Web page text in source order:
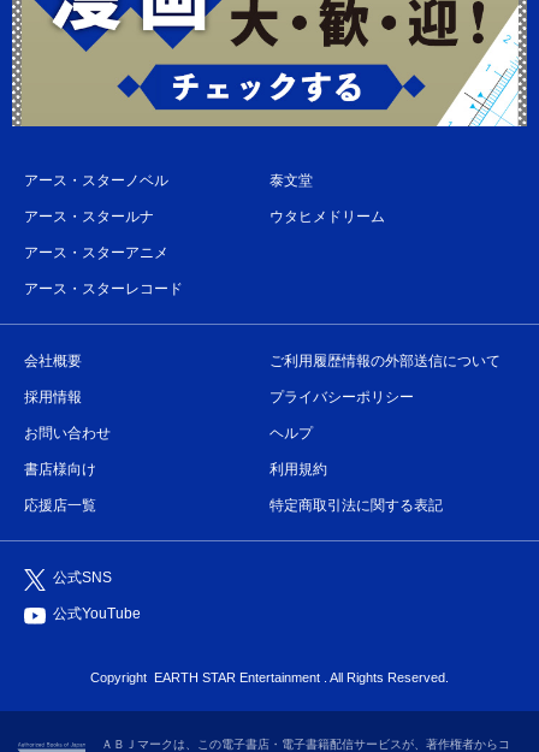
アース・スターノベル
アース・スタールナ
アース・スターアニメ
アース・スターレコード
泰文堂
ウタヒメドリーム
会社概要
採用情報
お問い合わせ
書店様向け
応援店一覧
ご利用履歴情報の外部送信について
プライバシーポリシー
ヘルプ
利用規約
特定商取引法に関する表記
公式SNS
公式YouTube
Copyright EARTH STAR Entertainment . All Rights Reserved.
ＡＢＪマークは、この電子書店・電子書籍配信サービスが、著作権者からコ